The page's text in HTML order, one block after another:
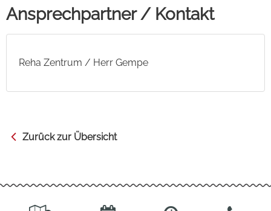
Ansprechpartner / Kontakt
Reha Zentrum / Herr Gempe
Zurück zur Übersicht